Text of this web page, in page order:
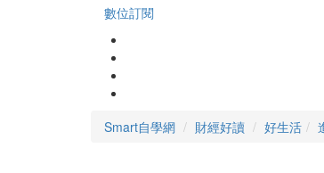
數位訂閱
Smart自學網 財經好讀 好生活